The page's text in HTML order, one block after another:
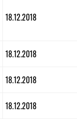
18.12.2018
18.12.2018
18.12.2018
18.12.2018